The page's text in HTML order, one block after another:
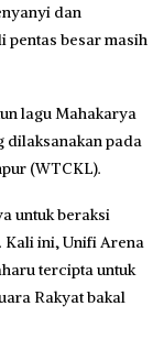
dan
pentas besar masih
lagu Mahakarya
dilaksanakan pada
(WTCKL).
untuk beraksi
Kali ini, Unifi Arena
tercipta untuk
Rakyat bakal